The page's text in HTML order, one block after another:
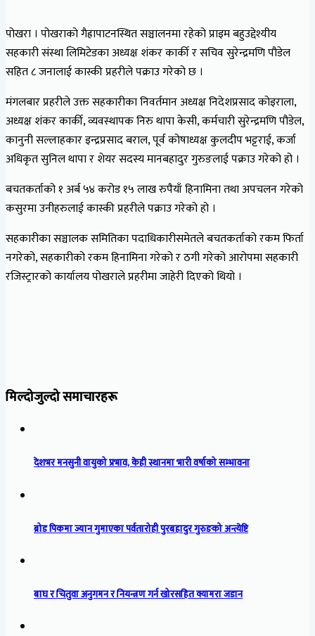
पोखरा । पोखराको गैह्रापाटनस्थित सञ्चालनमा रहेको प्राइम बहुउद्देश्यीय
सहकारी संस्था लिमिटेडका अध्यक्ष शंकर कार्की र सचिव सुरेन्द्रमणि पौडेल
सहित ८ जनालाई कास्की प्रहरीले पक्राउ गरेको छ ।
मंगलबार प्रहरीले उक्त सहकारीका निवर्तमान अध्यक्ष निदेशप्रसाद कोइराला,
अध्यक्ष शंकर कार्की, व्यवस्थापक निरु थापा केसी, कर्मचारी सुरेन्द्रमणि पौडेल,
कानुनी सल्लाहकार इन्द्रप्रसाद बराल, पूर्व कोषाध्यक्ष कुलदीप भट्टराई, कर्जा
अधिकृत सुनिल थापा र शेयर सदस्य मानबहादुर गुरुङलाई पक्राउ गरेको हो ।
बचतकर्ताको १ अर्ब ५४ करोड १५ लाख रुपैयाँ हिनामिना तथा अपचलन गरेको
कसुरमा उनीहरुलाई कास्की प्रहरीले पक्राउ गरेको हो ।
सहकारीका सञ्चालक समितिका पदाधिकारीसमेतले बचतकर्ताको रकम फिर्ता
नगरेको, सहकारीको रकम हिनामिना गरेको र ठगी गरेको आरोपमा सहकारी
रजिस्ट्रारको कार्यालय पोखराले प्रहरीमा जाहेरी दिएको थियो ।
मिल्दोजुल्दो समाचारहरू
देशभर मनसुनी वायुको प्रभाव, केही स्थानमा भारी वर्षाको सम्भावना
ब्रोड पिकमा ज्यान गुमाएका पर्वतारोही पुरबहादुर गुरुङको अन्त्येष्टि
बाघ र चितुवा अनुगमन र नियन्त्रण गर्न खोरसहित क्यामरा जडान